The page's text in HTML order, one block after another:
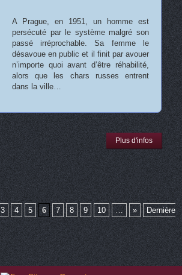
A Prague, en 1951, un homme est
persécuté par le système malgré son
passé irréprochable. Sa femme le
désavoue en public et il finit par avouer
n’importe quoi avant d’être réhabilité,
alors que les chars russes entrent
dans la ville…
Plus d'infos
3 4 5 6 7 8 9 10 … »
Dernière